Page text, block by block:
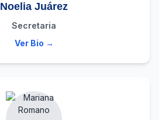
Noelia Juárez
Secretaria
Ver Bio →